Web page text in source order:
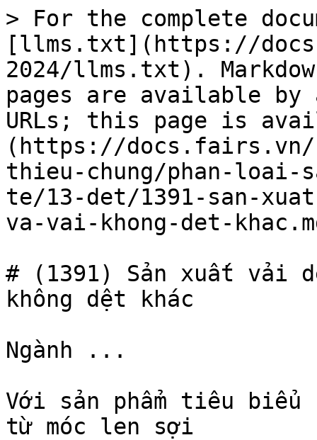
> For the complete
[llms.txt](https://
2024/llms.txt).
pages are available by
URLs; this page is
(https://docs.fairs.vn/
thieu-chung/phan-loai-
te/13-det/1391-san-
va-vai-khong-det-
# (1391) Sản xuất vải
không dệt khác
Ngành ...
Với sản phẩm tiêu biểu
từ móc len sợi